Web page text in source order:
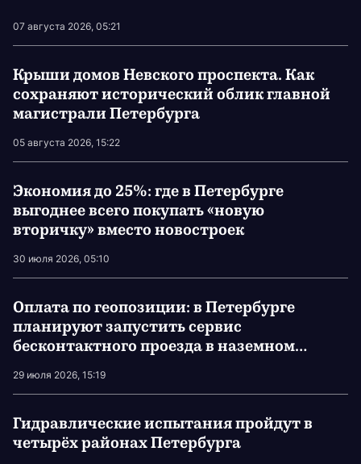
07 августа 2026, 05:21
Крыши домов Невского проспекта. Как
сохраняют исторический облик главной
магистрали Петербурга
05 августа 2026, 15:22
Экономия до 25%: где в Петербурге
выгоднее всего покупать «новую
вторичку» вместо новостроек
30 июля 2026, 05:10
Оплата по геопозиции: в Петербурге
планируют запустить сервис
бесконтактного проезда в наземном
29 июля 2026, 15:19
Гидравлические испытания пройдут в
четырёх районах Петербурга